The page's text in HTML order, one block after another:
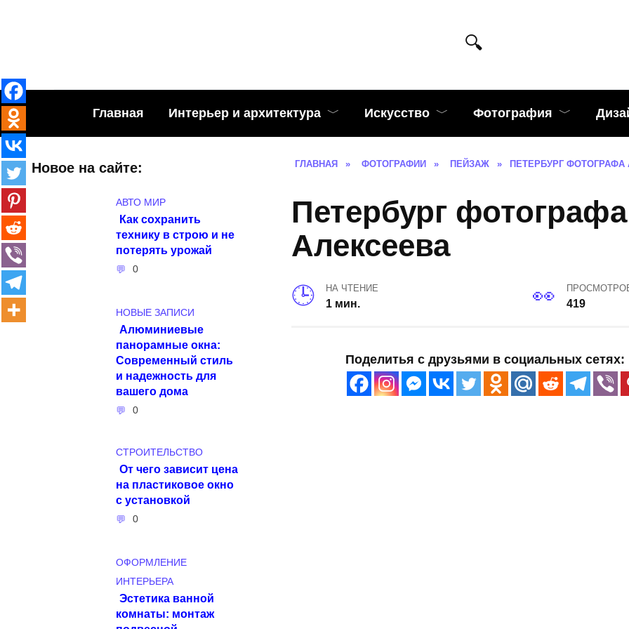
Главная Интерьер и архитектура Искусство Фотография
ГЛАВНАЯ » ФОТОГРАФИИ » ПЕЙЗАЖ » ПЕТЕРБУРГ
Петербург
Алексеева
НА ЧТЕНИЕ
1 мин. 419
Поделитья с друзьями в социальных сетях:
Новое на сайте:
АВТО МИР
Как сохранить
технику в строю и не
потерять урожай
0
НОВЫЕ ЗАПИСИ
Алюминиевые
панорамные окна:
Современный стиль
и надежность для
вашего дома
0
СТРОИТЕЛЬСТВО
От чего зависит цена
на пластиковое окно
с установкой
0
ОФОРМЛЕНИЕ
ИНТЕРЬЕРА
Эстетика ванной
комнаты: монтаж